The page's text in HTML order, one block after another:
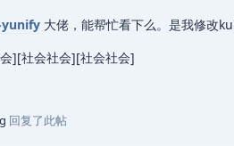
大佬，能帮忙看下么。是我修改
][社会社会][社会社会]
回复了此帖